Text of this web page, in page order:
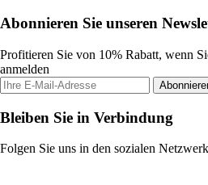
Abonnieren Sie unseren
Profitieren Sie von 10% Rabatt, wenn
anmelden
Bleiben Sie in Verbindung
Folgen Sie uns in den sozialen